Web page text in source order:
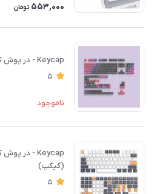
553,000 تومان
Keycap - در پوش کلید مدل ColorWay (کیکپ)
5
ناموجود
(کیکپ)
5